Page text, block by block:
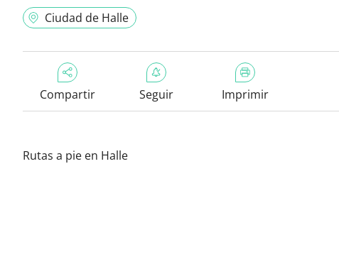
Ciudad de Halle
Compartir Seguir Imprimir
Rutas a pie en Halle